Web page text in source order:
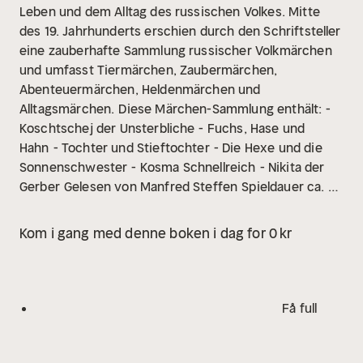
Leben und dem Alltag des russischen Volkes. Mitte
des 19. Jahrhunderts erschien durch den Schriftsteller
eine zauberhafte Sammlung russischer Volkmärchen
und umfasst Tiermärchen, Zaubermärchen,
Abenteuermärchen, Heldenmärchen und
Alltagsmärchen. Diese Märchen-Sammlung enthält: -
Koschtschej der Unsterbliche - Fuchs, Hase und
Hahn - Tochter und Stieftochter - Die Hexe und die
Sonnenschwester - Kosma Schnellreich - Nikita der
Gerber Gelesen von Manfred Steffen Spieldauer ca. 76
Kom i gang med denne boken i dag for 0 kr
Få full